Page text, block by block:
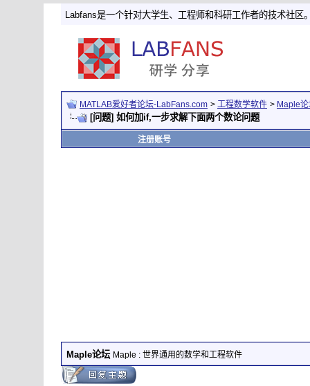
Labfans是一个针对大学生、工程师和科研工作者的技术社区
MATLAB爱好者论坛-LabFans.com > 工程数学软件 > Maple
[问题] 如何加if,一步求解下面两个数论问题
注册账号
Maple论坛 Maple : 世界通用的数学和工程软件